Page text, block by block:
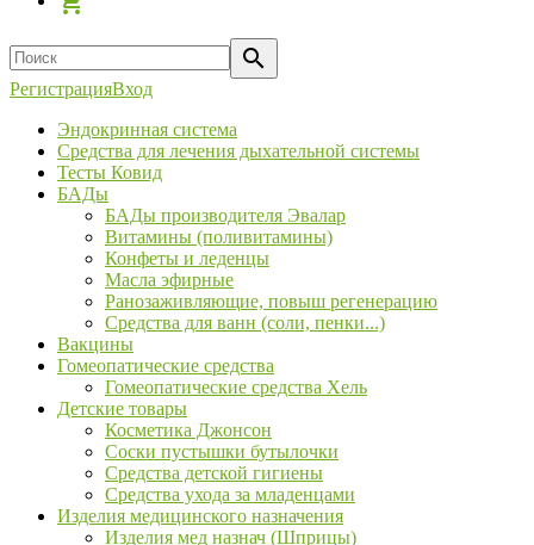
РегистрацияВход
Эндокринная система
Средства для лечения дыхательной системы
Тесты Ковид
БАДы
БАДы производителя Эвалар
Витамины (поливитамины)
Конфеты и леденцы
Масла эфирные
Ранозаживляющие, повыш регенерацию
Средства для ванн (соли, пенки...)
Вакцины
Гомеопатические средства
Гомеопатические средства Хель
Детские товары
Косметика Джонсон
Соски пустышки бутылочки
Средства детской гигиены
Средства ухода за младенцами
Изделия медицинского назначения
Изделия мед назнач (Шприцы)